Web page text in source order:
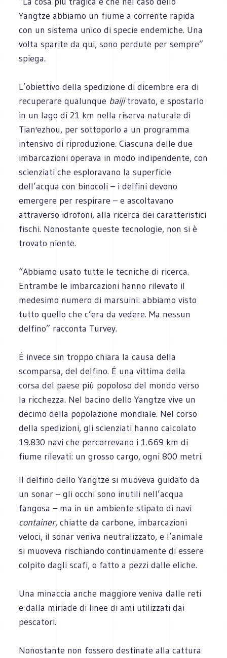
Yangtze abbiamo un fiume a corrente rapida
con un sistema unico di specie endemiche. Una
volta sparite da qui, sono perdute per sempre”
spiega.
L’obiettivo della spedizione di dicembre era di
recuperare qualunque baijitrovato, e spostarlo
in un lago di 21 km nella riserva naturale di
Tian'ezhou, per sottoporlo a un programma
intensivo di riproduzione. Ciascuna delle due
imbarcazioni operava in modo indipendente, con
scienziati che esploravano la superficie
dell’acqua con binocoli – i delfini devono
emergere per respirare – e ascoltavano
attraverso idrofoni, alla ricerca dei caratteristici
fischi. Nonostante queste tecnologie, non si è
trovato niente.
“Abbiamo usato tutte le tecniche di ricerca.
Entrambe le imbarcazioni hanno rilevato il
medesimo numero di marsuini: abbiamo visto
tutto quello che c’era da vedere. Ma nessun
delfino” racconta Turvey.
É invece sin troppo chiara la causa della
scomparsa, del delfino. É una vittima della
corsa del paese più popoloso del mondo verso
la ricchezza. Nel bacino dello Yangtze vive un
decimo della popolazione mondiale. Nel corso
della spedizioni, gli scienziati hanno calcolato
19.830 navi che percorrevano i 1.669 km di
fiume rilevati: un grosso cargo, ogni 800 metri.
Il delfino dello Yangtze si muoveva guidato da
un sonar – gli occhi sono inutili nell’acqua
fangosa – ma in un ambiente stipato di navi
container, chiatte da carbone, imbarcazioni
veloci, il sonar veniva neutralizzato, e l’animale
si muoveva rischiando continuamente di essere
colpito dagli scafi, o fatto a pezzi dalle eliche.
Una minaccia anche maggiore veniva dalle reti
e dalla miriade di linee di ami utilizzati dai
pescatori.
Nonostante non fossero destinate alla cattura